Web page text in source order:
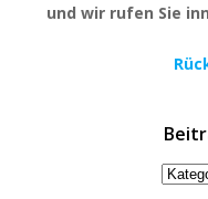
und wir rufen Sie